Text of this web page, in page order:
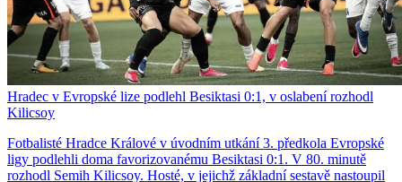
Hradec v Evropské lize podlehl Besiktasi 0:1, v oslabení rozhodl
Kilicsoy
Fotbalisté Hradce Králové v úvodním utkání 3. předkola Evropské
ligy podlehli doma favorizovanému Besiktasi 0:1. V 80. minutě
rozhodl Semih Kilicsoy. Hosté, v jejichž základní sestavě nastoupil